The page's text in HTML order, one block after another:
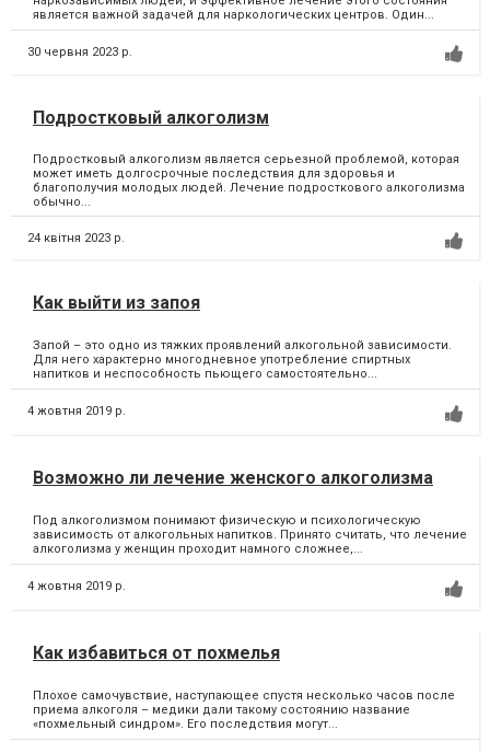
является важной задачей для наркологических центров. Один...
30 червня 2023 р.
Подростковый алкоголизм
Подростковый алкоголизм является серьезной проблемой, которая
может иметь долгосрочные последствия для здоровья и
благополучия молодых людей. Лечение подросткового алкоголизма
обычно...
24 квітня 2023 р.
Как выйти из запоя
Запой – это одно из тяжких проявлений алкогольной зависимости.
Для него характерно многодневное употребление спиртных
напитков и неспособность пьющего самостоятельно...
4 жовтня 2019 р.
Возможно ли лечение женского алкоголизма
Под алкоголизмом понимают физическую и психологическую
зависимость от алкогольных напитков. Принято считать, что лечение
алкоголизма у женщин проходит намного сложнее,...
4 жовтня 2019 р.
Как избавиться от похмелья
Плохое самочувствие, наступающее спустя несколько часов после
приема алкоголя – медики дали такому состоянию название
«похмельный синдром». Его последствия могут...